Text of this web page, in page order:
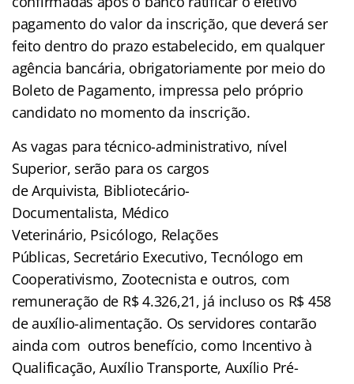
pagamento do valor da inscrição, que deverá ser
feito dentro do prazo estabelecido, em qualquer
agência bancária, obrigatoriamente por meio do
Boleto de Pagamento, impressa pelo próprio
candidato no momento da inscrição.
As vagas para técnico-administrativo, nível
Superior, serão para os cargos
de Arquivista, Bibliotecário-
Documentalista, Médico
Veterinário, Psicólogo, Relações
Públicas, Secretário Executivo, Tecnólogo em
Cooperativismo, Zootecnista e outros, com
remuneração de R$ 4.326,21, já incluso os R$ 458
de auxílio-alimentação. Os servidores contarão
ainda com outros benefício, como Incentivo à
Qualificação, Auxílio Transporte, Auxílio Pré-